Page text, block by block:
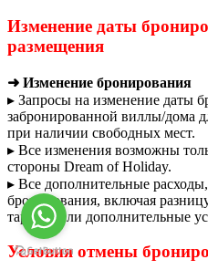
Изменение даты
размещения
➜ Изменение бронирования
▸ Запросы на изменение даты
забронированной виллы/дома
при наличии свободных мест.
▸ Все изменения возможны
стороны Dream of Holiday.
▸ Все дополнительные
бронирования, включая
тарифы или дополнительные
Условия отмены